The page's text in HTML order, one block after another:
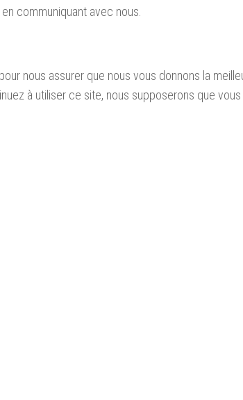
communiquant avec nous.
nous assurer que nous vous donnons la
à utiliser ce site, nous supposerons que